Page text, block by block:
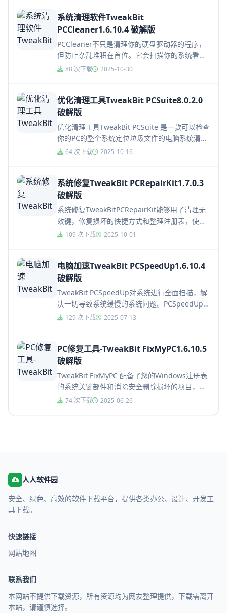
系统清理软件TweakBit
PCCleaner1.6.10.4 破解版
PCCleaner不只是清理你的硬盘驱动器的程序，
但防止杂乱堆积在首位。它会扫描你的系统看在
你可能从来没有想过看在角落和定位垃圾可减少
88 次下载 2025-10-30
优化清理工具TweakBit PCSuite8.0.2.0
破解版
优化清理工具TweakBit PCSuite 是一款可以检查
你的PC的整个系统定位垃圾文件的电脑系统清理
软件。TweakBit PCSuite能够解决任何...
64 次下载 2025-10-16
系统修复TweakBit PCRepairKit1.7.0.3
破解版
系统修复TweakBitPCRepairKit能够用了清理无
效键，修复损坏的快捷方式和整理注册表，使之
更加紧凑和组织。一旦你的电脑是无干扰，我们
109 次下载 2025-10-01
电脑加速TweakBit PCSpeedUp1.6.10.4
破解版
TweakBit PCSpeedUp对系统进行全面扫描，解
决一切导致系统缓慢的系统问题。PCSpeedUp具
有强大的扫描功能，可扫描注册表错误、碎片
129 次下载 2025-07-13
PC修复工具-TweakBit FixMyPC1.6.10.5
破解版
TweakBit FixMyPC 配备了您的Windows注册表
的系统关键部件和消除安全删除损坏的项目，先
进的算法。除了清理注册表，程序进行碎片整
74 次下载 2025-06-26
人人软件园
安全、绿色、高效的软件下载平台，提供各类办公、设计、开发工
具下载。
快速链接
网站地图
联系我们
本网站不提供下载资源，所有资源均为网友整理提供，下载需离开
本站，请谨慎选择。